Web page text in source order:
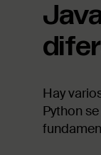
Hay
Python